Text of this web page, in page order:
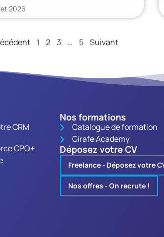
2026
1 2 3 … 5 Suivant
CRM
CPQ+
Nos formations
Catalogue de formation
Girafe Academy
Déposez votre CV
Freelance - Déposez votre
Nos offres - On recrute !